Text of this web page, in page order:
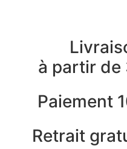
à partir
Paiement
Retrait